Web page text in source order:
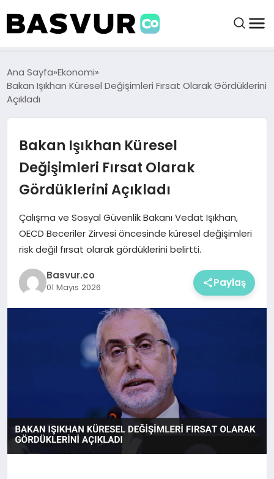
BAŞVURULAR
BAYILIKLER
HABERLER
İŞ FIKIRLERI
KRIPTO HABER
Ana Sayfa Ekonomi
Bakan Işıkhan Küresel Değişimleri Fırsat Olarak Gördüklerini
Açıkladı
Bakan Işıkhan Küresel
Değişimleri Fırsat Olarak
Gördüklerini Açıkladı
Çalışma ve Sosyal Güvenlik Bakanı Vedat Işıkhan,
OECD Beceriler Zirvesi öncesinde küresel değişimleri
risk değil fırsat olarak gördüklerini belirtti.
Basvur.co
01 Mayıs 2026 Paylaş